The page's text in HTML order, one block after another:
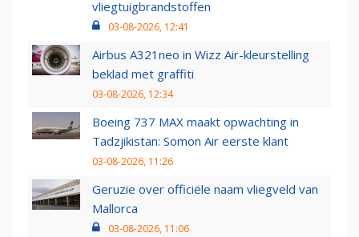
vliegtuigbrandstoffen
03-08-2026, 12:41
Airbus A321neo in Wizz Air-kleurstelling
beklad met graffiti
03-08-2026, 12:34
Boeing 737 MAX maakt opwachting in
Tadzjikistan: Somon Air eerste klant
03-08-2026, 11:26
Geruzie over officiële naam vliegveld van
Mallorca
03-08-2026, 11:06